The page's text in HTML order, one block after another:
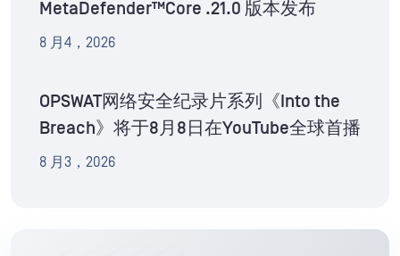
MetaDefender™Core .21.0 版本发布
8 月4，2026
OPSWAT网络安全纪录片系列《Into the
Breach》将于8月8日在YouTube全球首播
8 月3，2026